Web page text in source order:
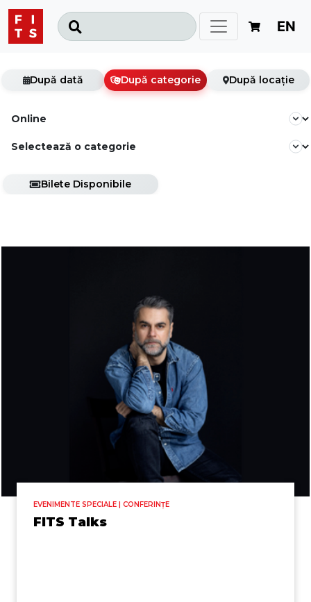
EN
După dată După categorie După locație
Bilete Disponibile
EVENIMENTE SPECIALE | CONFERINȚE
FITS Talks